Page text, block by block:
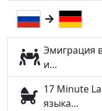
Эмиграция
и…
17 Minute
языка…